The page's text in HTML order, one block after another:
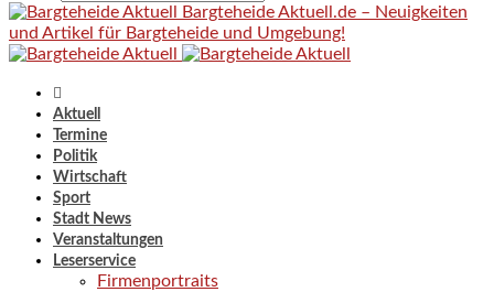
Bargteheide Aktuell.de – Neuigkeiten
und Artikel für Bargteheide und Umgebung!
Aktuell
Termine
Politik
Wirtschaft
Sport
Stadt News
Veranstaltungen
Leserservice
Firmenportraits